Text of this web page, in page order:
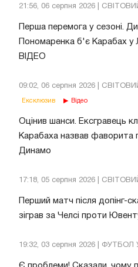
21:56, 06 серпня 2026 |
Перша перемога у сезоні.
Пономаренка б'є Карабах у
ВІДЕО
09:02, 06 серпня 2026 |
Ексклюзив Відео
Оцінив шанси. Ексгравець
Карабаха назвав фаворита
Динамо
17:18, 05 серпня 2026 |
Перший матч після допінг-
зіграв за Челсі проти
19:32, 03 серпня 2026 | ФУТБОЛ